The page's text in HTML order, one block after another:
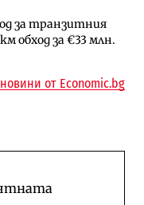
за транзитния
обход за €33 млн.
от
за 75% от
технологичните
интегратори
от Economic.bg